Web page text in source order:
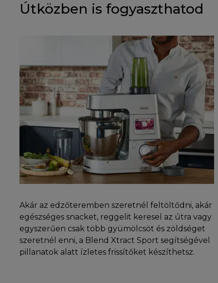
Útközben is fogyaszthatod
Akár az edzőteremben szeretnél feltöltődni, akár
egészséges snacket, reggelit keresel az útra vagy
egyszerűen csak több gyümölcsöt és zöldséget
szeretnél enni, a Blend Xtract Sport segítségével
pillanatok alatt ízletes frissítőket készíthetsz.